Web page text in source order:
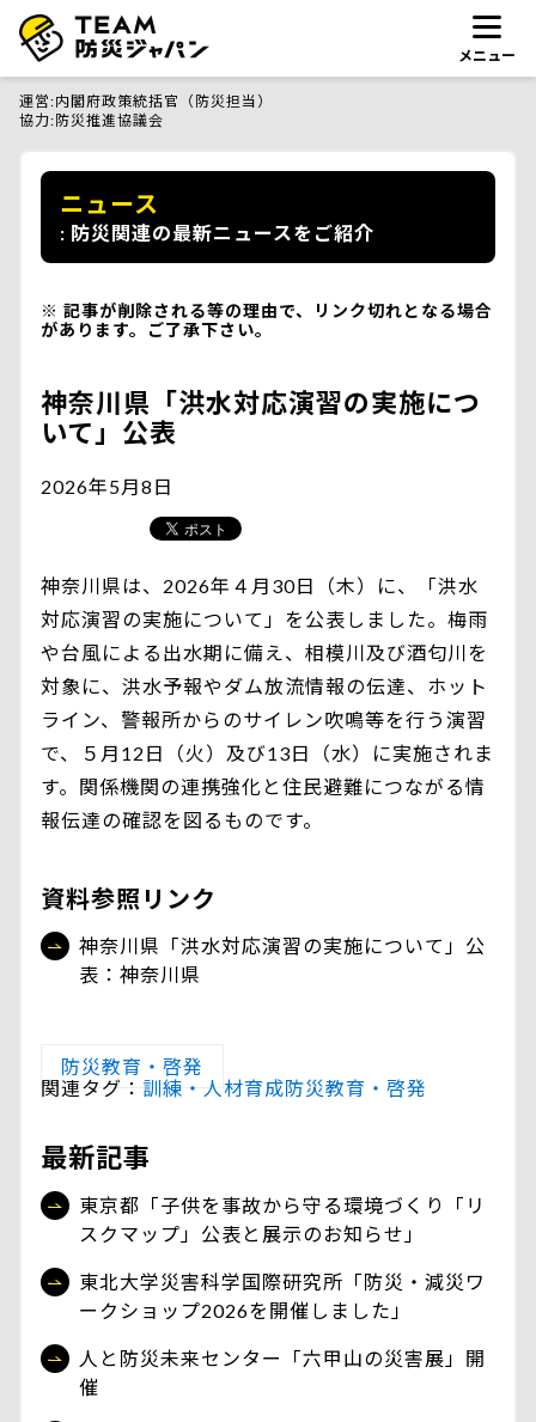
メニュー
運営 内閣府政策統括官（防災担当）
協力 防災推進協議会
ニュース
防災関連の最新ニュースをご紹介
記事が削除される等の理由で、リンク切れとなる場合
があります。ご了承下さい。
神奈川県「洪水対応演習の実施につ
いて」公表
2026年5月8日
神奈川県は、2026年４月30日（木）に、「洪水
対応演習の実施について」を公表しました。梅雨
や台風による出水期に備え、相模川及び酒匂川を
対象に、洪水予報やダム放流情報の伝達、ホット
ライン、警報所からのサイレン吹鳴等を行う演習
で、５月12日（火）及び13日（水）に実施されま
す。関係機関の連携強化と住民避難につながる情
報伝達の確認を図るものです。
資料参照リンク
神奈川県「洪水対応演習の実施について」公
表：神奈川県
防災教育・啓発
関連タグ： 訓練・人材育成防災教育・啓発
最新記事
東京都「子供を事故から守る環境づくり「リ
スクマップ」公表と展示のお知らせ」
東北大学災害科学国際研究所「防災・減災ワ
ークショップ2026を開催しました」
人と防災未来センター「六甲山の災害展」開
催